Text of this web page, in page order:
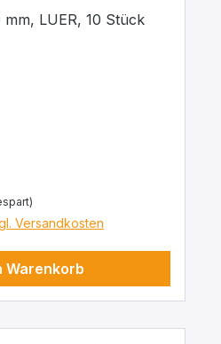
LUER, 10 Stück
Versandkosten
Warenkorb